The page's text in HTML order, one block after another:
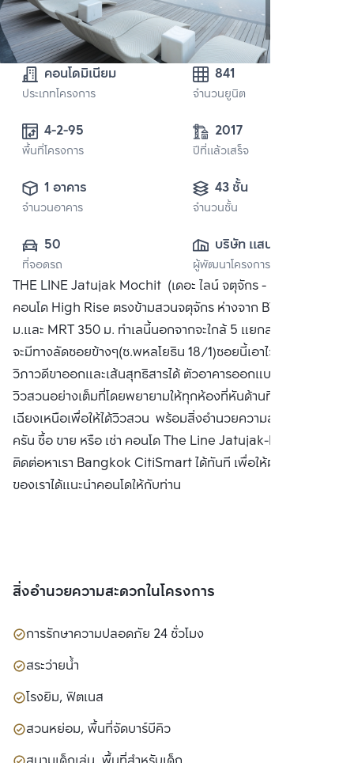
คอนโดมิเนียม
ประเภทโครงการ
841
จำนวนยูนิต
พื้นที่โครงการ
2017
ปีที่แล้วเสร็จ
1 อาคาร
จำนวนอาคาร
43 ชั้น
จำนวนชั้น
50
ที่จอดรถ
บริษัท แสนสิริ
จำกัด (มหาชน)
ผู้พัฒนาโครงการ
THE LINE Jatujak Mochit (เดอะ ไลน์ จตุจักร - หมอชิต)
คอนโด High Rise ตรงข้ามสวนจตุจักร ห่างจาก BTS 400
ม.และ MRT 350 ม. ทำเลนี้นอกจากจะใกล้ 5 แยกลาดพร้าวแล้ว
จะมีทางลัดซอยข้างๆ(ซ.พหลโยธิน 18/1)ซอยนี้เอาไว้ไปทะลุ
วิภาวดีขาออกและเส้นสุทธิสารได้ ตัวอาคารออกแบบมาให้รับกับ
วิวสวนอย่างเต็มที่โดยพยายามให้ทุกห้องที่หันด้านทิศตะวันตก
เฉียงเหนือเพื่อให้ได้วิวสวน พร้อมสิ่งอำนวยความสะดวกครบ
ครัน ซื้อ ขาย หรือ เช่า คอนโด The Line Jatujak-Mochit
ติดต่อหาเรา Bangkok CitiSmart ได้ทันที เพื่อให้ผู้เชี่ยวชาญ
ของเราได้แนะนำคอนโดให้กับท่าน
สิ่งอำนวยความสะดวกในโครงการ
การรักษาความปลอดภัย 24 ชั่วโมง
สระว่ายน้ำ
โรงยิม, ฟิตเนส
สวนหย่อม, พื้นที่จัดบาร์บีคิว